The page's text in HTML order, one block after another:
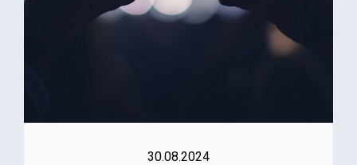
30.08.2024